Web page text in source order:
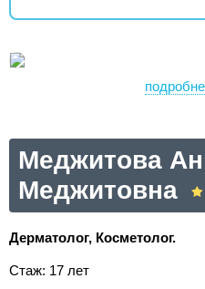
Меджитова
Меджитовна
Дерматолог, Косметолог.
Стаж: 17 лет